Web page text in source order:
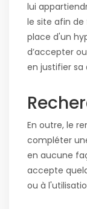
lui
le site afin
place d'un
d’accepter
en justifier sa
En outre, le
compléter
en aucune
accepte
ou à